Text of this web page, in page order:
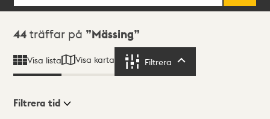
Sökresultat
44 träffar på Mässing
Visa lista Visa karta Filtrera
Filtrera tid